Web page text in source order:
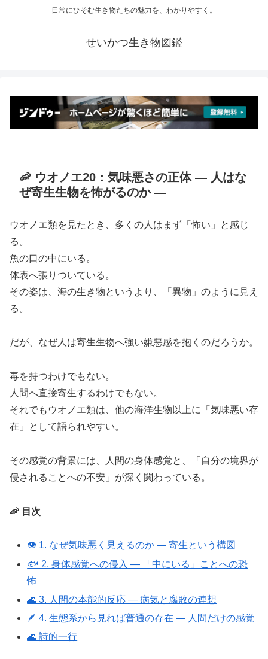
日常にひそむ生き物たちの魅力を、わかりやすく。
せいかつ生き物図鑑
🦐 ウオノエ20：気味悪さの正体 ― 人はな
ぜ寄生生物を怖がるのか ―
ウオノエ類を見たとき、多くの人はまず「怖い」と感じ
る。
魚の口の中にいる。
体表へ張りついている。
その姿は、海の生き物というより、「異物」のように見え
る。
だが、なぜ人は寄生生物へ強い嫌悪感を抱くのだろうか。
毒を持つわけでもない。
人間へ直接寄生するわけでもない。
それでもウオノエ類は、他の海洋生物以上に「気味悪い存
在」として語られやすい。
その感覚の背景には、人間の身体感覚と、「自分の境界が
侵されることへの不安」が深く関わっている。
🦐 目次
👁️ 1. なぜ気味悪く見えるのか ― 寄生という構図
🐟 2. 身体感覚への侵入 ― 「中にいる」ことへの恐
怖
🌊 3. 人間の本能的反応 ― 病気と腐敗の連想
🪶 4. 生態系から見れば普通の存在 ― 人間だけの感覚
🌊 詩的一行